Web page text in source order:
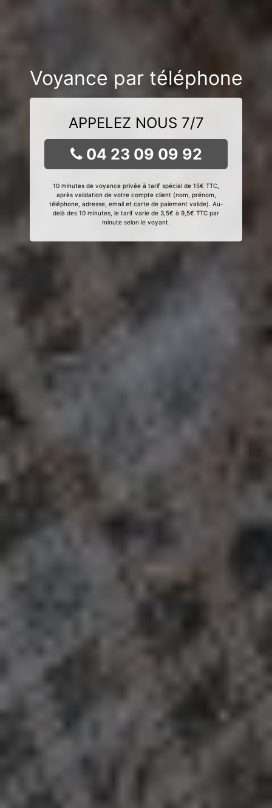
Voyance par téléphone
APPELEZ NOUS 7/7
04 23 09 09 92
10 minutes de voyance privée à tarif spécial de 15€ TTC,
après validation de votre compte client (nom, prénom,
téléphone, adresse, email et carte de paiement valide). Au-
delà des 10 minutes, le tarif varie de 3,5€ à 9,5€ TTC par
minute selon le voyant.